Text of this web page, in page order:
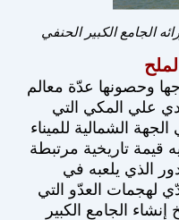
الجامع الكبير الحنفي
وحصونها عدّة معالم
علي المكي التي
في الجهة الشمالية للميناء
تاريخية مرتبطة
الذي يلعبه في
لهجمات العدّو التي
الجامع الكبير